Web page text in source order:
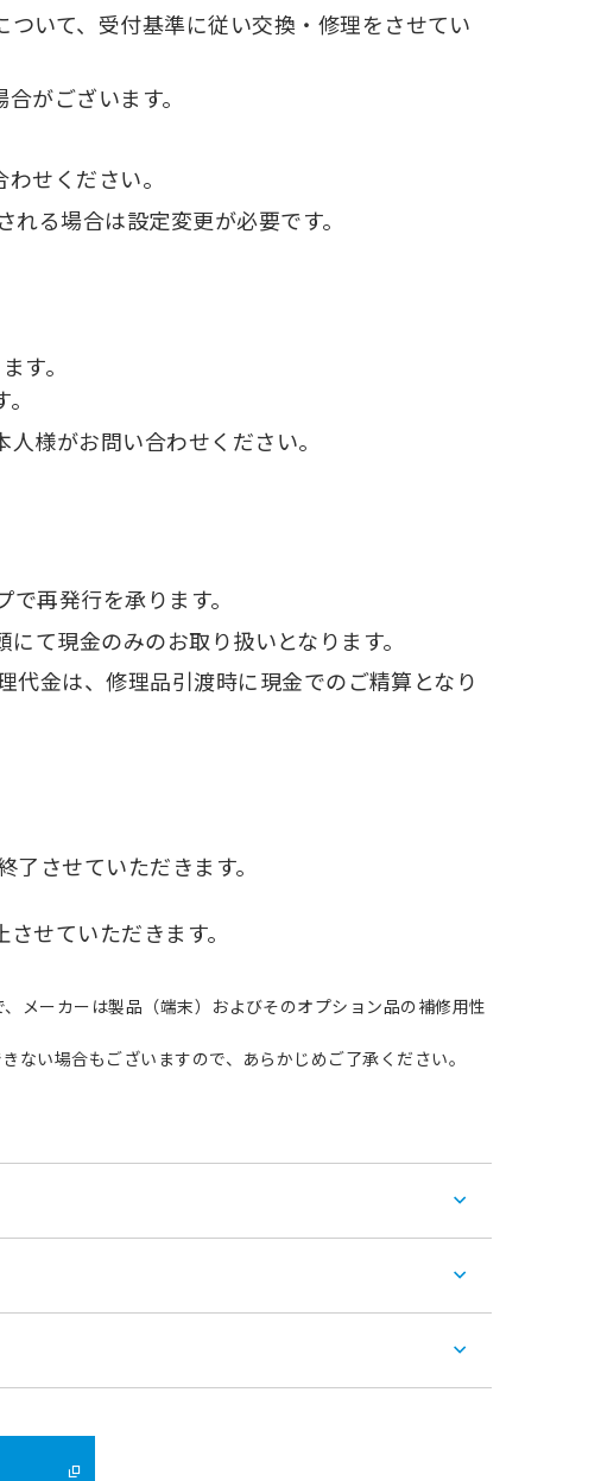
いて、受付基準に従い交換・修理をさせてい
がございます。
せください。
る場合は設定変更が必要です。
す。
様がお問い合わせください。
再発行を承ります。
て現金のみのお取り扱いとなります。
代金は、修理品引渡時に現金でのご精算となり
させていただきます。
せていただきます。
メーカーは製品（端末）およびそのオプション品の補修用性
ない場合もございますので、あらかじめご了承ください。